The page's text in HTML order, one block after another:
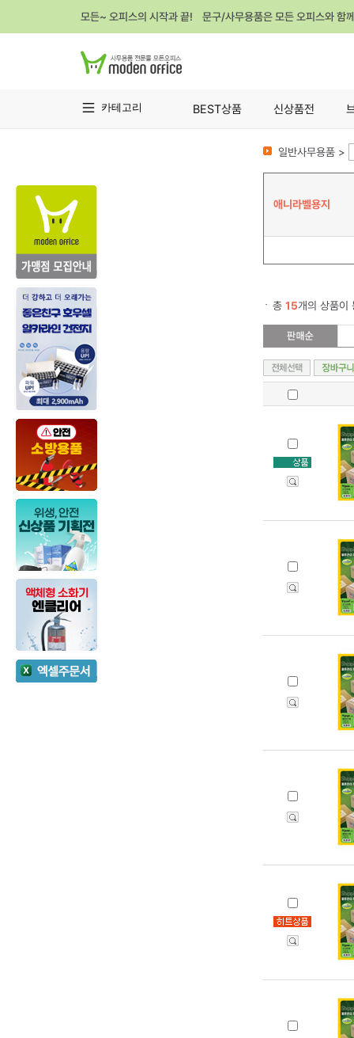
모든~ 오피스의 시작과 끝! 문구/사무용품은 모든 오피스와 함
카테고리 BEST상품 신상품전
일반사무용품 >
애니라벨용지
총 15개의 상품이